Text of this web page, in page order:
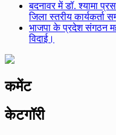
बदनावर में डॉ. श्यामा
जिला स्तरीय कार्यकर्ता
भाजपा के प्रदेश संगठन
विदाई।
कमेंट
केटगॉरी